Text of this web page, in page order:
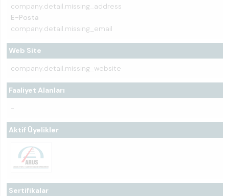
company.detail.missing_address
E-Posta
company.detail.missing_email
Web Site
company.detail.missing_website
Faaliyet Alanları
-
Aktif Üyelikler
Sertifikalar